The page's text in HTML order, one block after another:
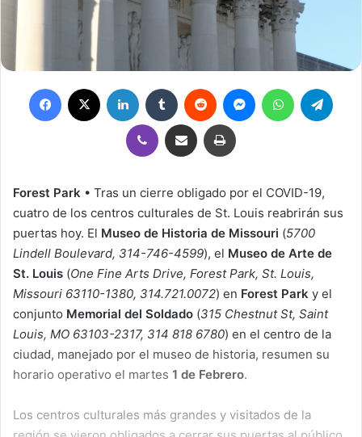
Facebook LinkedIn Tumblr Reddit MessengerWhatsApp
Viber Compartir por correo electrónicoImprimir
Forest Park • Tras un cierre obligado por el COVID-19,
cuatro de los centros culturales de St. Louis reabrirán sus
puertas hoy. El Museo de Historia de Missouri (5700
Lindell Boulevard, 314-746-4599), el Museo de Arte de
St. Louis (One Fine Arts Drive, Forest Park, St. Louis,
Missouri 63110-1380, 314.721.0072) en Forest Park y el
conjunto Memorial del Soldado (315 Chestnut St, Saint
Louis, MO 63103-2317, 314 818 6780) en el centro de la
ciudad, manejado por el museo de historia, resumen su
horario operativo el martes 1 de Febrero.
Los centros culturales más grandes y visitados de la